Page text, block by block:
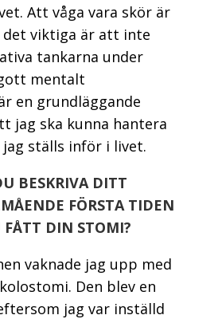
Att våga vara skör är
det viktiga är att inte
tankarna under
mentalt
en grundläggande
jag ska kunna hantera
ställs inför i livet.
BESKRIVA DITT
FÖRSTA TIDEN
FÅTT DIN STOMI?
vaknade jag upp med
Den blev en
jag var inställd